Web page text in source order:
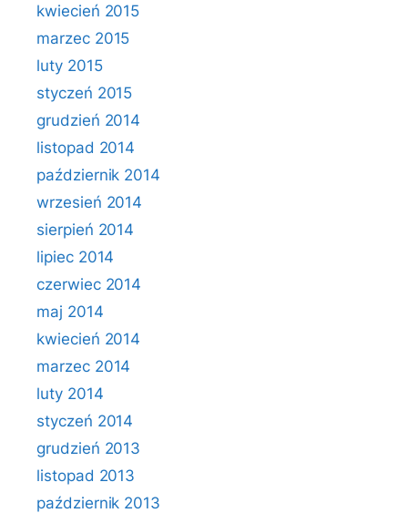
kwiecień 2015
marzec 2015
luty 2015
styczeń 2015
grudzień 2014
listopad 2014
październik 2014
wrzesień 2014
sierpień 2014
lipiec 2014
czerwiec 2014
maj 2014
kwiecień 2014
marzec 2014
luty 2014
styczeń 2014
grudzień 2013
listopad 2013
październik 2013